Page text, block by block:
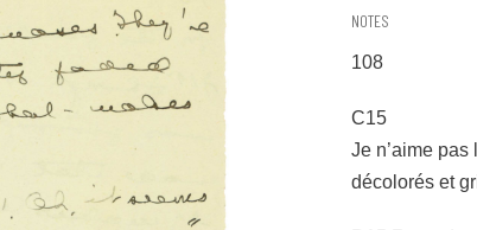
NOTES
108
C15
Je n’aime pas
décolorés et